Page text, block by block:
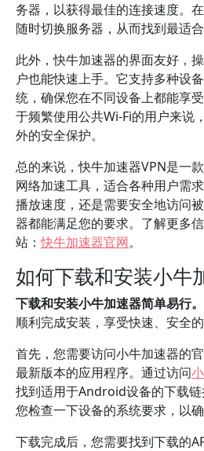
务器，以获得最佳的连接速度。
随时切换服务器，从而找到最适
此外，快牛加速器的界面友好，
户也能快速上手。它支持多种设
统，确保您在不同设备上都能享
于频繁使用公共Wi-Fi的用户来说
外的安全保护。
总的来说，快牛加速器VPN是一
网络加速工具，适合各种用户需
播放速度，还是需要安全地访问
器都能满足您的要求。了解更多
站：快牛加速器官网。
如何下载和安装小牛
下载和安装小牛加速器简单易行。
顺利完成安装，享受快速、安全的
首先，您需要访问小牛加速器的
最新版本的应用程序。通过访问
找到适用于Android设备的下载
您检查一下设备的系统要求，以确
下载完成后，您需要找到下载的